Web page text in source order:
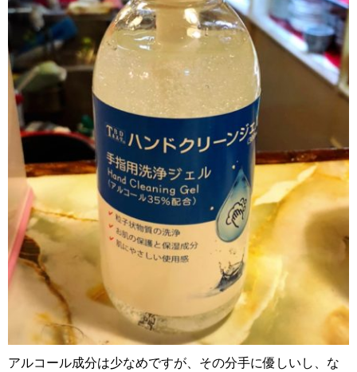
アルコール成分は少なめですが、その分手に優しいし、な